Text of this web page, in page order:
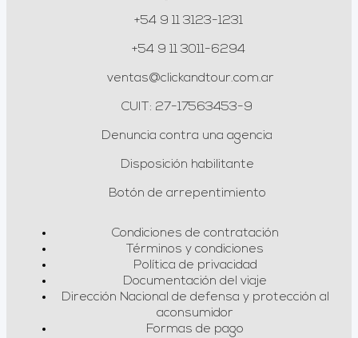
+54 9 11 3123-1231
+54 9 11 3011-6294
ventas@clickandtour.com.ar
CUIT: 27-17563453-9
Denuncia contra una agencia
Disposición habilitante
Botón de arrepentimiento
Condiciones de contratación
Términos y condiciones
Política de privacidad
Documentación del viaje
Dirección Nacional de defensa y protección al
aconsumidor
Formas de pago